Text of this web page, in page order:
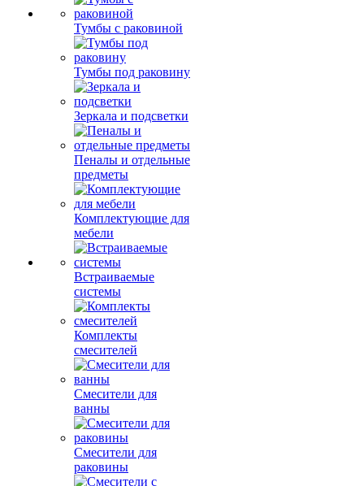
Тумбы с раковиной
Тумбы под раковину
Зеркала и подсветки
Пеналы и отдельные
предметы
Комплектующие для
мебели
Встраиваемые
системы
Комплекты
смесителей
Смесители для
ванны
Смесители для
раковины